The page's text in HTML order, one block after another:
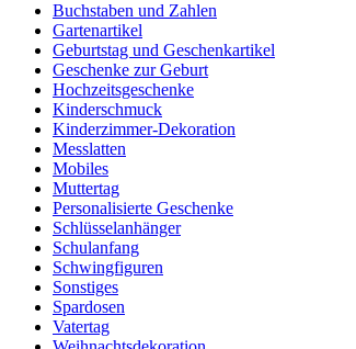
Buchstaben und Zahlen
Gartenartikel
Geburtstag und Geschenkartikel
Geschenke zur Geburt
Hochzeitsgeschenke
Kinderschmuck
Kinderzimmer-Dekoration
Messlatten
Mobiles
Muttertag
Personalisierte Geschenke
Schlüsselanhänger
Schulanfang
Schwingfiguren
Sonstiges
Spardosen
Vatertag